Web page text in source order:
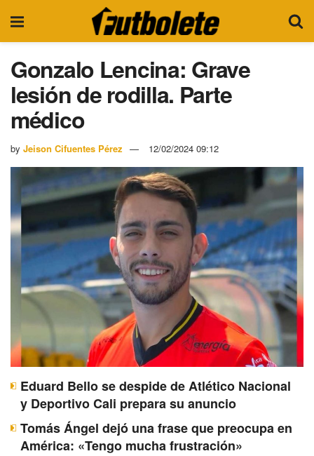
Gonzalo Lencina: Grave
lesión de rodilla. Parte
médico
by Jeison Cifuentes Pérez 12/02/2024 09:12
Eduard Bello se despide de Atlético Nacional
y Deportivo Cali prepara su anuncio
Tomás Ángel dejó una frase que preocupa en
América: «Tengo mucha frustración»